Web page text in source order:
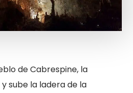
de Cabrespine, la
sube la ladera de la